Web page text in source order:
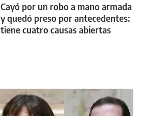
Cayó por un robo a mano armada
y quedó preso por antecedentes:
tiene cuatro causas abiertas